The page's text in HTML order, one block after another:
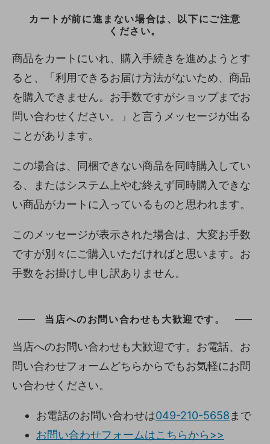
カートが前に進まない場合は、以下にご注意
ください。
商品をカートにいれ、購入手続きを進めようとす
ると、「利用できるお届け方法がないため、商品
を購入できません。お手数ですがショップまでお
問い合わせください。」と言うメッセージが出る
ことがあります。
この場合は、同梱できない商品を同時購入してい
る、またはシステム上やむ終えず同時購入できな
い商品がカートに入っているものと思われます。
このメッセージが表示された場合は、大変お手数
ですが別々にご購入いただければと思います。お
手数をお掛けし申し訳ありません。
当店へのお問い合わせも大歓迎です。
当店へのお問い合わせも大歓迎です。お電話、お
問い合わせフォームどちらからでもお気軽にお問
い合わせください。
お電話のお問い合わせは049-210-5658 まで
お問い合わせフォームはこちらから>>